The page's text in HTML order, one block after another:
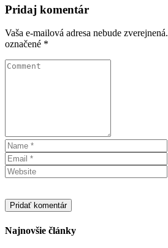
Pridaj komentár
Vaša e-mailová adresa nebude zverejnená.
označené *
Najnovšie články